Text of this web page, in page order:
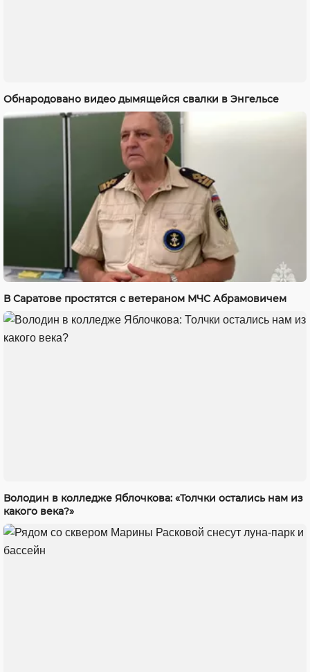
Обнародовано видео дымящейся свалки в Энгельсе
В Саратове простятся с ветераном МЧС Абрамовичем
Володин в колледже Яблочкова: «Толчки остались нам из
какого века?»